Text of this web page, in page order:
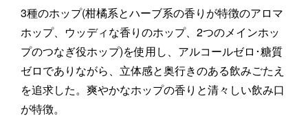
3種のホップ(柑橘系とハーブ系の香りが特徴のアロマ
ホップ、ウッディな香りのホップ、2つのメインホッ
プのつなぎ役ホップ)を使用し、アルコールゼロ･糖質
ゼロでありながら、立体感と奥行きのある飲みごたえ
を追求した。爽やかなホップの香りと清々しい飲み口
が特徴。